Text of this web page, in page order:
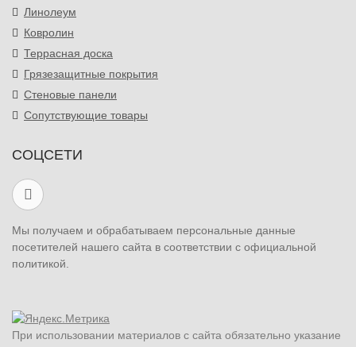
Линолеум
Ковролин
Террасная доска
Грязезащитные покрытия
Стеновые панели
Сопутствующие товары
СОЦСЕТИ
Мы получаем и обрабатываем персональные данные
посетителей нашего сайта в соответствии с официальной
политикой.
При использовании материалов с сайта обязательно указание